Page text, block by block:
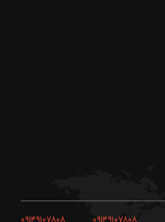
۰۹۱۴۹۱۰۷۸۰۸ ۰۹۱۴۹۱۰۷۸۰۸